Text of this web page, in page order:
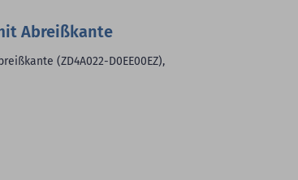
Abreißkante
(ZD4A022-D0EE00EZ),